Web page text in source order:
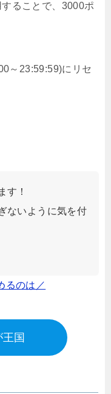
ることで、3000ポ
～23:59:59)にリセ
す！
ないように気を付
るのは／
王国